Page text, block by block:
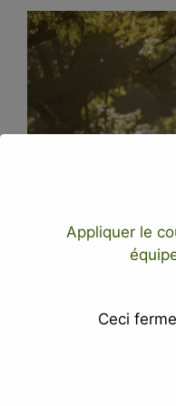
Appliquer le
Ceci